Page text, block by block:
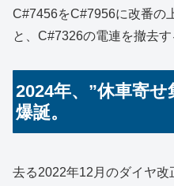
C#7456をC#7956に改番の
と、C#7326の電連を撤去
2024年、”休車寄
爆誕。
去る2022年12月のダイヤ改